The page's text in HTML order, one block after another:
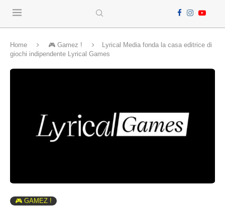
Home 🎮 Gamez !
Lyrical Media fonda la casa editrice di
giochi indipendente Lyrical Games
🎮 GAMEZ !